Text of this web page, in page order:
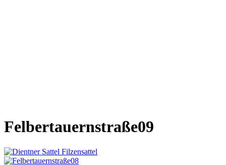
Felbertauernstraße09